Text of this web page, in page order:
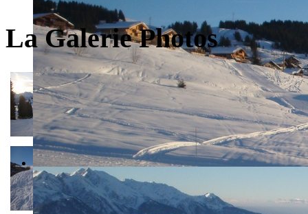
La Galerie Photos